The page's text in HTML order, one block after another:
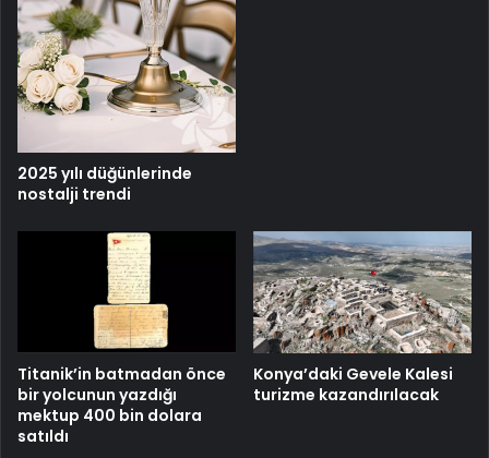
2025 yılı düğünlerinde
nostalji trendi
Titanik’in batmadan önce
bir yolcunun yazdığı
mektup 400 bin dolara
satıldı
Konya’daki Gevele Kalesi
turizme kazandırılacak